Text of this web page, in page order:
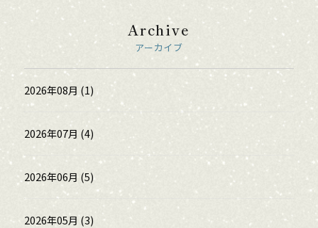
Archive
アーカイブ
2026年08月 (1)
2026年07月 (4)
2026年06月 (5)
2026年05月 (3)